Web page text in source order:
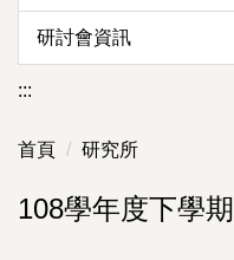
研討會資訊
:::
首頁 研究所
108學年度下學期